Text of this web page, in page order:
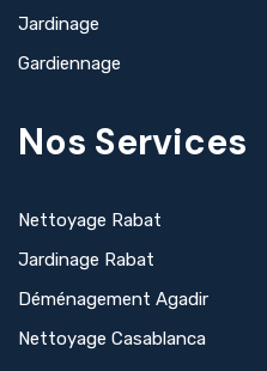
Jardinage
Gardiennage
Nos Services
Nettoyage Rabat
Jardinage Rabat
Déménagement Agadir
Nettoyage Casablanca